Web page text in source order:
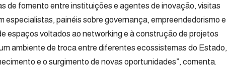
de fomento entre instituições e agentes de inovação, visitas
especialistas, painéis sobre governança, empreendedorismo e
espaços voltados ao networking e à construção de projetos
ambiente de troca entre diferentes ecossistemas do Estado,
e o surgimento de novas oportunidades”, comenta.